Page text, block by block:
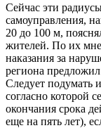
Сейчас эти
самоуправления,
20 до 100 м,
жителей. По их
наказания за
региона
Следует подумать
согласно которой
окончания срока
еще на пять лет),